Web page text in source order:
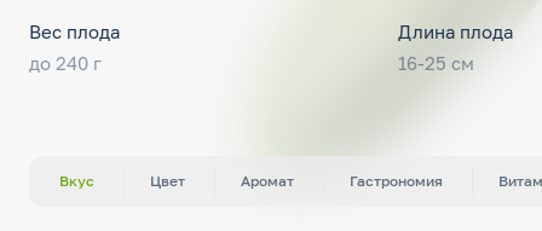
Вес плода
до 240 г
Длина плода
16-25 см
Вкус Цвет Аромат Гастрономия